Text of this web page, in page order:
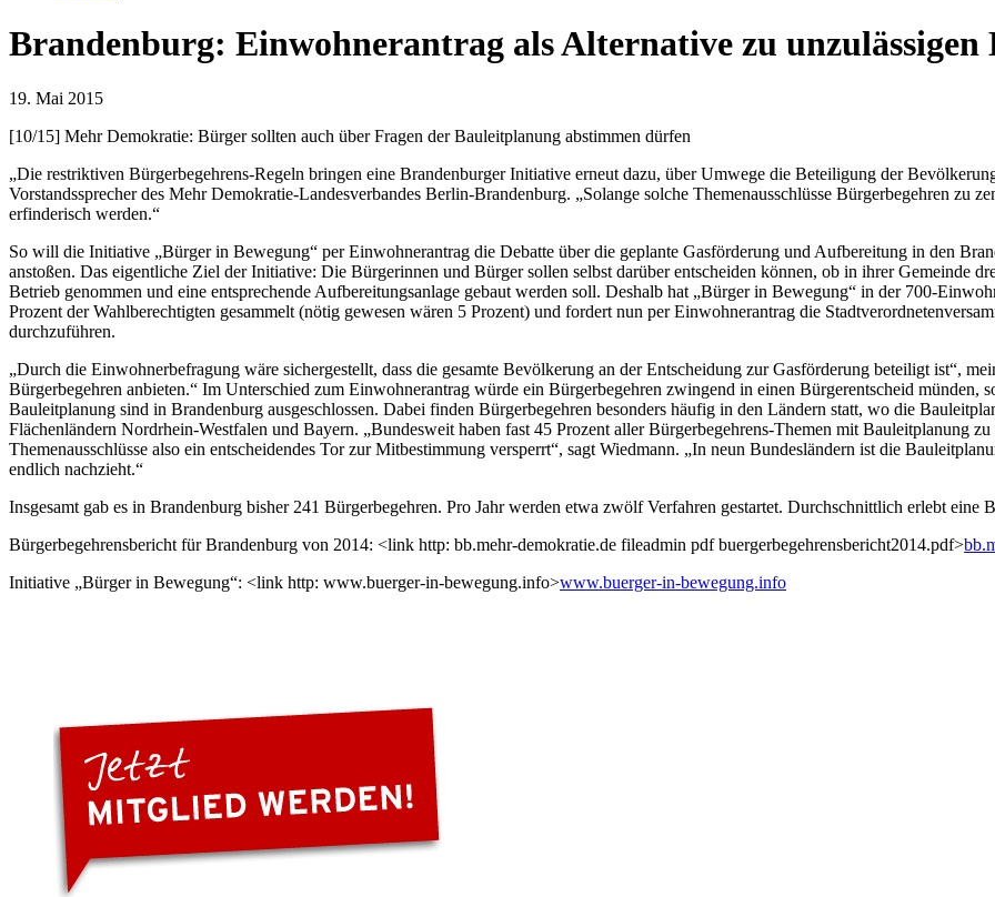
Brandenburg: Einwohnerantrag als Alternative zu unzulässigen
19. Mai 2015
[10/15] Mehr Demokratie: Bürger sollten auch über Fragen der Bauleitplanung abstimmen dürfen
„Die restriktiven Bürgerbegehrens-Regeln bringen eine Brandenburger Initiative erneut dazu, über Umwege die Beteiligung der
Vorstandssprecher des Mehr Demokratie-Landesverbandes Berlin-Brandenburg. „Solange solche Themenausschlüsse Bürgerbegehren zu
erfinderisch werden.“
So will die Initiative „Bürger in Bewegung“ per Einwohnerantrag die Debatte über die geplante Gasförderung und Aufbereitung in den
anstoßen. Das eigentliche Ziel der Initiative: Die Bürgerinnen und Bürger sollen selbst darüber entscheiden können, ob in ihrer Gemeinde
Betrieb genommen und eine entsprechende Aufbereitungsanlage gebaut werden soll. Deshalb hat „Bürger in Bewegung“ in der 700-
Prozent der Wahlberechtigten gesammelt (nötig gewesen wären 5 Prozent) und fordert nun per Einwohnerantrag die
durchzuführen.
„Durch die Einwohnerbefragung wäre sichergestellt, dass die gesamte Bevölkerung an der Entscheidung zur Gasförderung beteiligt ist“,
Bürgerbegehren anbieten.“ Im Unterschied zum Einwohnerantrag würde ein Bürgerbegehren zwingend in einen Bürgerentscheid münden,
Bauleitplanung sind in Brandenburg ausgeschlossen. Dabei finden Bürgerbegehren besonders häufig in den Ländern statt, wo die
Flächenländern Nordrhein-Westfalen und Bayern. „Bundesweit haben fast 45 Prozent aller Bürgerbegehrens-Themen mit Bauleitplanung
Themenausschlüsse also ein entscheidendes Tor zur Mitbestimmung versperrt“, sagt Wiedmann. „In neun Bundesländern ist die
endlich nachzieht.“
Insgesamt gab es in Brandenburg bisher 241 Bürgerbegehren. Pro Jahr werden etwa zwölf Verfahren gestartet. Durchschnittlich erlebt eine
Bürgerbegehrensbericht für Brandenburg von 2014: <link http: bb.mehr-demokratie.de fileadmin pdf buergerbegehrensbericht2014.pdf>
Initiative „Bürger in Bewegung“: <link http: www.buerger-in-bewegung.info>www.buerger-in-bewegung.info